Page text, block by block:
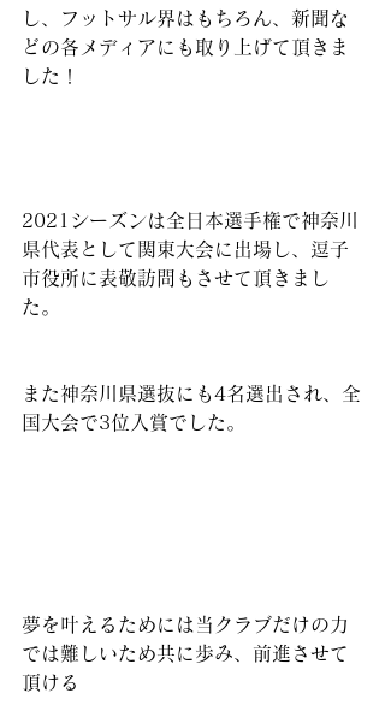
し、フットサル界はもちろん、新聞な
どの各メディアにも取り上げて頂きま
した！
2021シーズンは全日本選手権で神奈川
県代表として関東大会に出場し、逗子
市役所に表敬訪問もさせて頂きまし
た。
また神奈川県選抜にも4名選出され、全
国大会で3位入賞でした。
夢を叶えるためには当クラブだけの力
では難しいため共に歩み、前進させて
頂ける